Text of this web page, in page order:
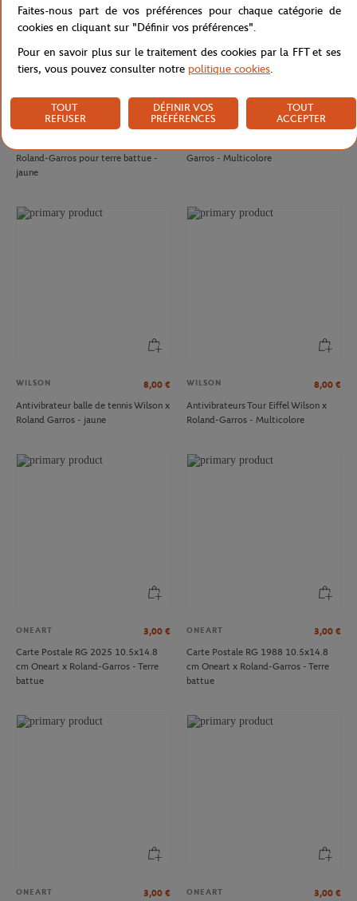
WILSON 10,50 €
Roland-Garros pour terre battue -
jaune
WILSON 8,00
Garros - Multicolore
WILSON 8,00 €
Antivibrateur balle de tennis Wilson x
Roland Garros - jaune
WILSON 8,00 €
Antivibrateurs Tour Eiffel Wilson x
Roland-Garros - Multicolore
ONEART 3,00 €
Carte Postale RG 2025 10.5x14.8
cm Oneart x Roland-Garros - Terre
battue
ONEART 3,00 €
Carte Postale RG 1988 10.5x14.8
cm Oneart x Roland-Garros - Terre
battue
ONEART 3,00 € ONEART 3,00 €
Faites-nous part de vos préférences pour chaque catégorie de
cookies en cliquant sur "Définir vos préférences".
Pour en savoir plus sur le traitement des cookies par la FFT et ses
tiers, vous pouvez consulter notre politique cookies.
TOUT
REFUSER
DÉFINIR VOS
PRÉFÉRENCES
TOUT
ACCEPTER